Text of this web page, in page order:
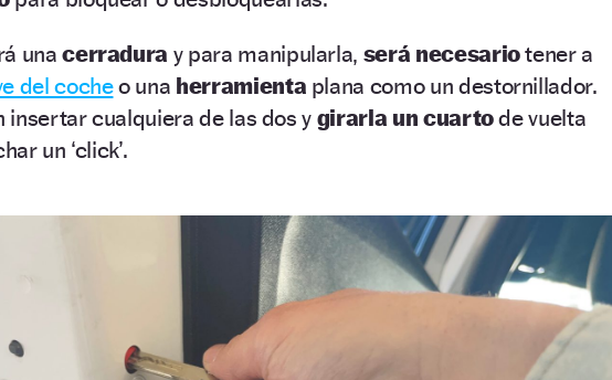
unacerradura y para manipularla, será necesariotener a
del cocheo una herramienta plana como un destornillador.
insertar cualquiera de las dos y girarla un cuartode vuelta
un ‘click’.